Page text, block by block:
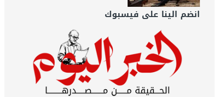
انضم الينا على فيسبوك